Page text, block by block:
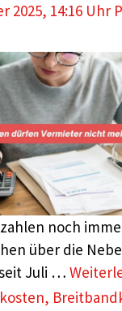
2025, 14:16 Uhr
noch
über die
Juli …
,